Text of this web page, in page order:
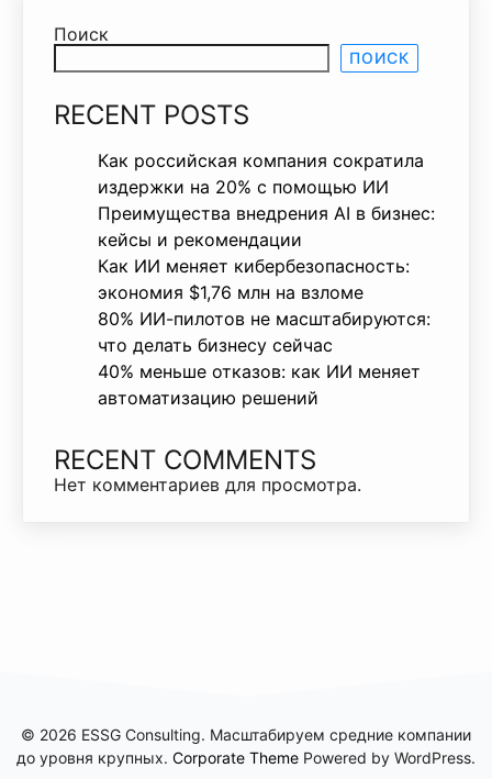
Поиск
ПОИСК
RECENT POSTS
Как российская компания сократила
издержки на 20% с помощью ИИ
Преимущества внедрения AI в бизнес:
кейсы и рекомендации
Как ИИ меняет кибербезопасность:
экономия $1,76 млн на взломе
80% ИИ-пилотов не масштабируются:
что делать бизнесу сейчас
40% меньше отказов: как ИИ меняет
автоматизацию решений
RECENT COMMENTS
Нет комментариев для просмотра.
© 2026 ESSG Consulting. Масштабируем средние компании
до уровня крупных. Corporate Theme Powered by WordPress.